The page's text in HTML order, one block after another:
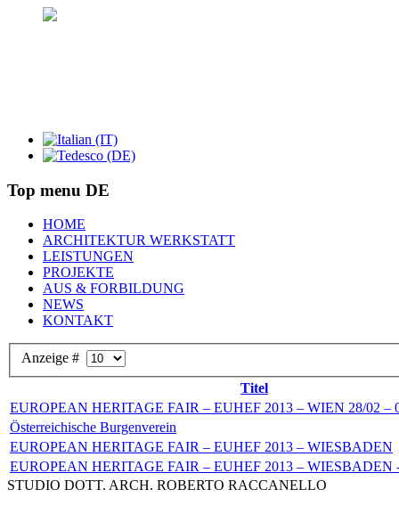
Top menu DE
HOME
ARCHITEKTUR WERKSTATT
LEISTUNGEN
PROJEKTE
AUS & FORBILDUNG
NEWS
KONTAKT
Anzeige #
Titel
EUROPEAN HERITAGE FAIR – EUHEF 2013 – WIEN 28/02 –
Österreichische Burgenverein
EUROPEAN HERITAGE FAIR – EUHEF 2013 – WIESBADEN
EUROPEAN HERITAGE FAIR – EUHEF 2013 – WIESBADEN
STUDIO DOTT. ARCH. ROBERTO RACCANELLO